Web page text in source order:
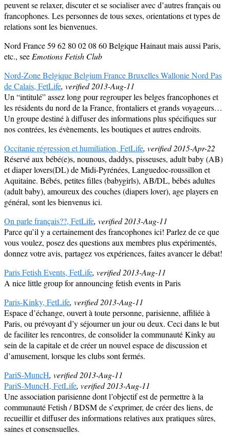
peuvent se relaxer, discuter et se socialiser avec d’autres français ou
francophones. Les personnes de tous sexes, orientations et types de
relations sont les bienvenues.
Nord France 59 62 80 02 08 60 Belgique Hainaut mais aussi Paris,
etc., seeEmotions Fetish Club
Nord-Zone Belgique Belgium France Bruxelles Wallonie Nord Pas
de Calais, FetLife, verified 2013-Aug-11
Un “intitulé” assez long pour regrouper les belges francophones et
les résidents du nord de la France, frontaliers et grands voyageurs…
Un groupe destiné à diffuser des informations plus spécifiques sur
nos contrées, les évènements, les boutiques et autres endroits.
Occitanie régression et humiliation, FetLife, verified 2015-Apr-22
Réservé aux bébé(e)s, nounous, daddys, pisseuses, adult baby (AB)
et diaper lovers(DL) de Midi-Pyrénées, Languedoc-roussillon et
Aquitaine. Bébés, petites filles (babygirls), AB/DL, bébés adultes
(adult baby), amoureux des couches (diapers lover), age players en
général, sont les bienvenus ici.
On parle français??, FetLife, verified 2013-Aug-11
Parce qu’il y a certainement des francophones ici! Parlez de ce que
vous voulez, posez des questions aux membres plus expérimentés,
donnez votre avis, partagez vos expériences, faites avancer le débat!
Paris Fetish Events, FetLife, verified 2013-Aug-11
A nice little group for announcing fetish events in Paris
Paris-Kinky, FetLife, verified 2013-Aug-11
Espace d’échange, ouvert à toute personne, parisienne, affiliée à
Paris, ou prévoyant d’y séjourner un jour ou deux. Ceci dans le but
de faciliter les rencontres, de consolider la communauté Kinky au
sein de la capitale et de créer un nouvel espace de discussion et
d’amusement, lorsque les clubs sont fermés.
PariS-MuncH, verified 2013-Aug-11
PariS-MuncH, FetLife, verified 2013-Aug-11
Une association parisienne dont l’objectif est de permettre à la
communauté Fetish / BDSM de s’exprimer, de créer des liens, de
recueillir et diffuser des informations relatives aux pratiques sûres,
saines et consensuelles.